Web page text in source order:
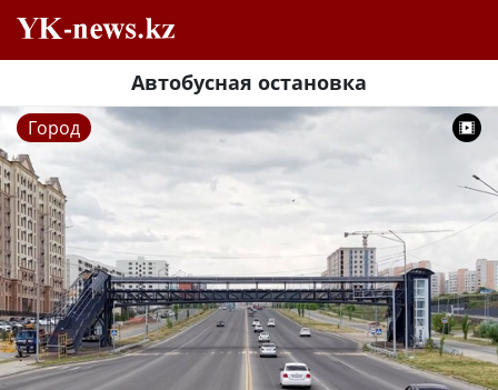
Автобусная остановка
Город